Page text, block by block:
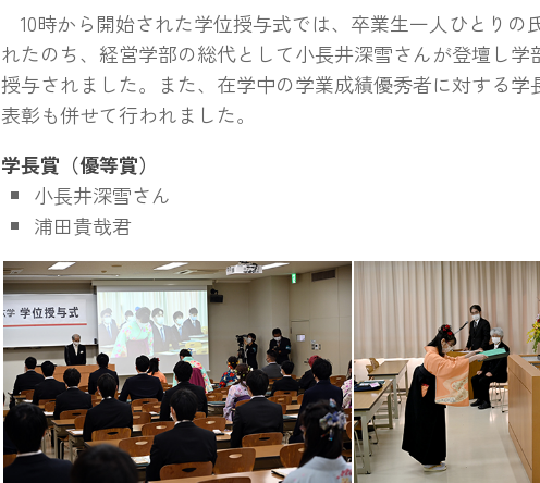
10時から開始された学位授与式では、卒業生一人ひとりの
れたのち、経営学部の総代として小長井深雪さんが登壇し学
授与されました。また、在学中の学業成績優秀者に対する学
表彰も併せて行われました。
学長賞（優等賞）
小長井深雪さん
浦田貴哉君